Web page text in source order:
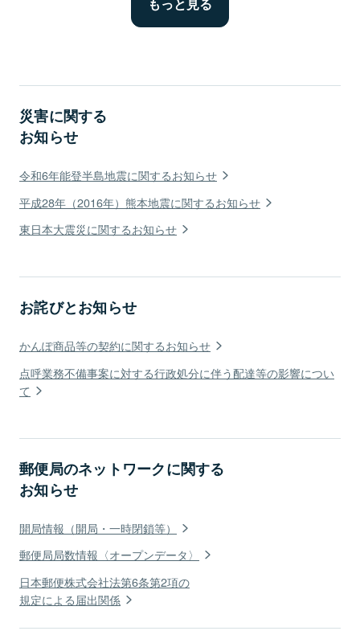
災害に関する
お知らせ
令和6年能登半島地震に関するお知らせ
平成28年（2016年）熊本地震に関するお知らせ
東日本大震災に関するお知らせ
お詫びとお知らせ
かんぽ商品等の契約に関するお知らせ
点呼業務不備事案に対する行政処分に伴う配達等の影響につい
て
郵便局のネットワークに関する
お知らせ
開局情報（開局・一時閉鎖等）
郵便局局数情報〈オープンデータ〉
日本郵便株式会社法第6条第2項の
規定による届出関係